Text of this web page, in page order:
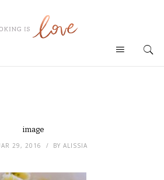
image
29, 2016 BY ALISSIA